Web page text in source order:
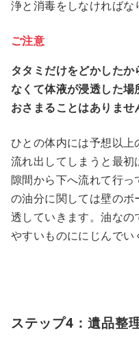
浄と消毒をしなければな
ご注意
タタミだけをどかした
なくて体液が浸透した
おさまることはありませ
ひとの体内には予想以
流れ出してしまうと最
隙間から下へ流れて行
の油分に関しては壁の
透していきます。油な
やすいものににじんでい
ステップ4：遺品整